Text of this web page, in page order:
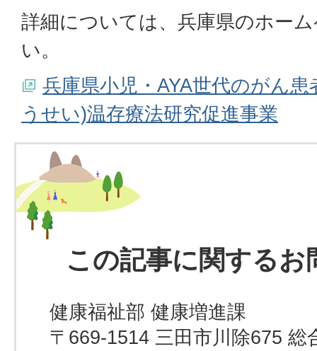
詳細については、兵庫県のホー
い。
兵庫県小児・AYA世代のがん
うせい)温存療法研究促進事業
この記事に関するお
健康福祉部 健康増進課
〒669-1514 三田市川除675 総